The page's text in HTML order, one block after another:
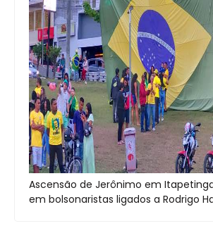
Ascensão de Jerônimo em
em bolsonaristas ligados a Rodrigo